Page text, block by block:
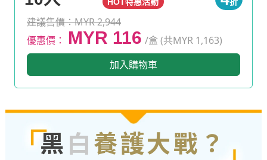
建議售價：MYR 2,944
優惠價：
MYR 116 /盒 (共MYR 1,163)
加入購物車
黑白養護大戰？